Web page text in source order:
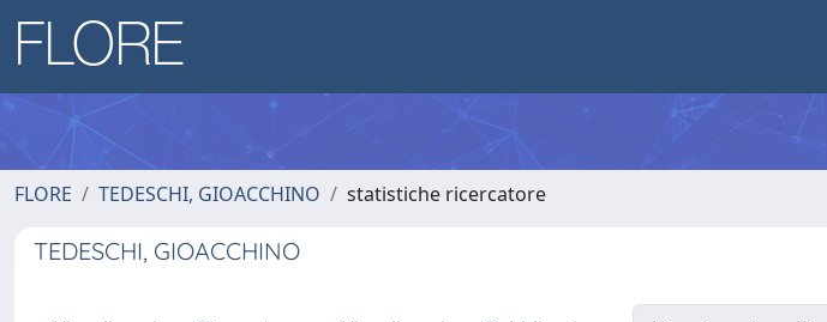
FLORE TEDESCHI, GIOACCHINO statistiche ricercatore
TEDESCHI, GIOACCHINO